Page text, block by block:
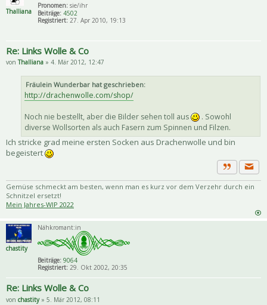
Thalliana
Pronomen: sie/ihr
Beiträge: 4502
Registriert: 27. Apr 2010, 19:13
Re: Links Wolle & Co
vonThalliana » 4. Mär 2012, 12:47
Fräulein Wunderbar hat geschrieben:
http://drachenwolle.com/shop/
Noch nie bestellt, aber die Bilder sehen toll aus
. Sowohl
diverse Wollsorten als auch Fasern zum Spinnen und Filzen.
Ich stricke grad meine ersten Socken aus Drachenwolle und bin
begeistert
Zitat
Gemüse schmeckt am besten, wenn man es kurz vor dem Verzehr durch ein
Schnitzel ersetzt!
Mein Jahres-WIP 2022
chastity
Nähkromant:in
Beiträge: 9064
Registriert:29. Okt 2002, 20:35
Re: Links Wolle & Co
von chastity» 5. Mär 2012, 08:11